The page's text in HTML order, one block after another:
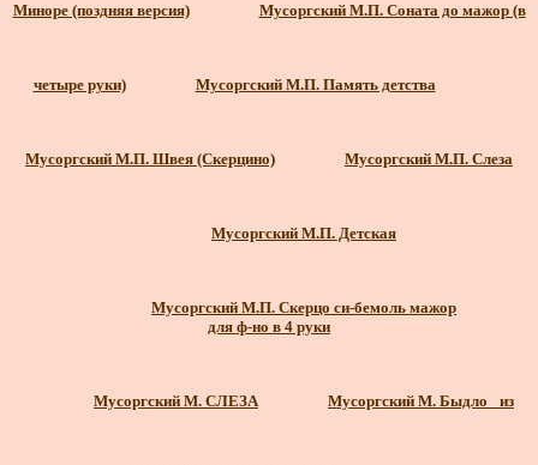
Миноре (поздняя версия) Мусоргский М.П. Соната до мажор (в
четыре руки) Мусоргский М.П. Память детства
Мусоргский М.П. Швея (Скерцино) Мусоргский М.П. Слеза
Мусоргский М.П. Детская
Мусоргский М.П. Скерцо си-бемоль мажор
для ф-но в 4 руки
Мусоргский М. СЛЕЗА Мусоргский М. Быдло_ из